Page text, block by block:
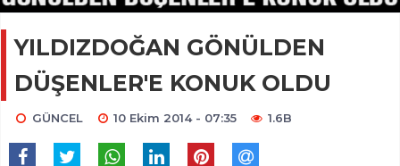
YILDIZDOĞAN GÖNÜLDEN
DÜŞENLER'E KONUK OLDU
GÜNCEL 10 Ekim 2014 - 07:35 1.6B